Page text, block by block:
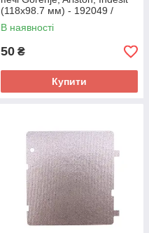
(118x98.7 мм) - 192049 /
C00293815 / 482000032027
В наявності
50 ₴
Купити